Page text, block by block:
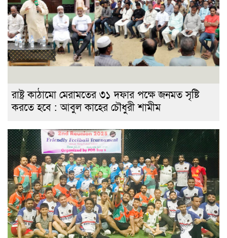
রাষ্ট্র কাঠামো মেরামতের ৩১ দফার পক্ষে জনমত সৃষ্টি
করতে হবে : আবুল কাহের চৌধুরী শামীম